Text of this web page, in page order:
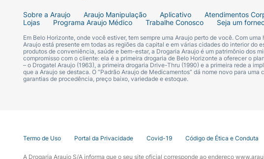
para melhorar sua experiência e oferecer
Sobre a Araujo Araujo Manipulação Aplicativo Atendimentos
Lojas
Programa Araujo Médico Trabalhe Conosco Seja um
Em Belo Horizonte, onde você estiver, tem sempre uma Araujo perto de você. Com
Araujo está presente em todas as regiões da capital e em várias cidades do interior do
produtos de conveniência, saúde e bem-estar, a Drogaria Araujo é um patrimônio dos
compromisso com o cliente: ela é a primeira drogaria de Belo Horizonte a oferecer o
– o Drogatel Araujo (1963), a primeira drogaria Drive-Thru (1990) e a primeira rede a
que a Araujo se destaca. O “Padrão Araujo de Medicamentos” dá nome novo para
garantias de procedência, preço baixo, variedade e estoque.
Termo de Uso Portal da Privacidade Covid-19 Código de Ética e Conduta
A Drogaria Araujo S/A informa que o seu site oficial corresponde ao endereço